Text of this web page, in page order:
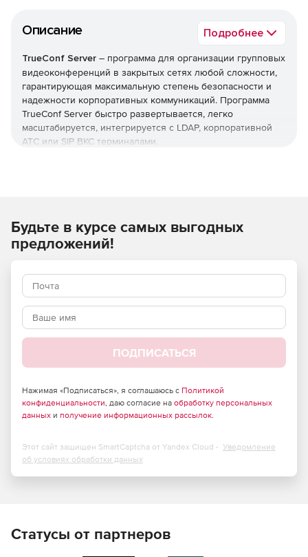
Описание Подробнее
TrueConf Server – программа для организации групповых
видеоконференций в закрытых сетях любой сложности,
гарантирующая максимальную степень безопасности и
надежности корпоративных коммуникаций. Программа
TrueConf Server быстро развертывается, легко
масштабируется, интегрируется с LDAP, корпоративной
АТС или SIP ВКС терминалами.
Ядро ваших корпоративных коммуникаций.
Легко интегрируется с любыми ИТ-системами.
Полная совместимость с аппаратными ВКС.
Телефония и 100% доступность всех абонентов.
Управление конференциями.
Запись видеоконференций
Будьте в курсе самых выгодных
предложений!
ПОДПИСАТЬСЯ
Нажимая «Подписаться», я соглашаюсь с Политикой
конфиденциальности, даю согласие на обработку персональных
данных и получение информационных рассылок.
Этот сайт защищен SmartCaptcha от Yandex Cloud - Уведомление
об условиях обработки данных
Статусы от партнеров